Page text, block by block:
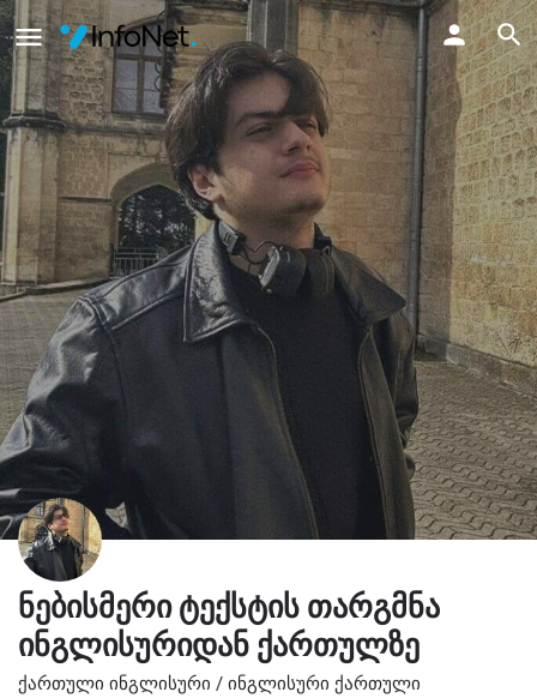
ნებისმერი ტექსტის თარგმნა
ინგლისურიდან ქართულზე
ქართული ინგლისური / ინგლისური ქართული